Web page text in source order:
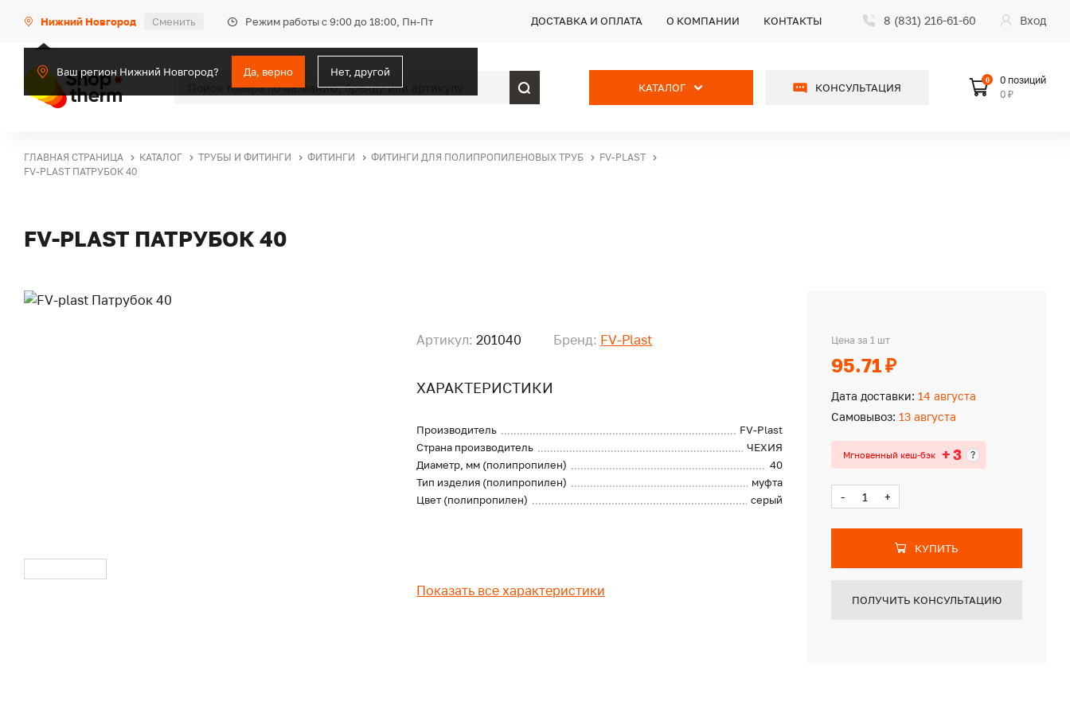
Нижний Новгород Сменить Режим работы с 9:00 до 18:00, Пн-Пт
Ваш регион Нижний Новгород? Да, верно Нет, другой
ДОСТАВКА И ОПЛАТА О КОМПАНИИ КОНТАКТЫ 8 (831) 216-61-60 Вход
КАТАЛОГ КОНСУЛЬТАЦИЯ
0
0 позиций
0 ₽
ГЛАВНАЯ СТРАНИЦА КАТАЛОГ ТРУБЫ И ФИТИНГИ ФИТИНГИ ФИТИНГИ ДЛЯ ПОЛИПРОПИЛЕНОВЫХ ТРУБ
FV-PLAST
FV-PLAST ПАТРУБОК 40
FV-PLAST ПАТРУБОК 40
Артикул: 201040 Бренд: FV-Plast
ХАРАКТЕРИСТИКИ
Производитель
FV-Plast
Страна производитель
ЧЕХИЯ
Диаметр, мм (полипропилен)
40
Тип изделия (полипропилен)
муфта
Цвет (полипропилен)
серый
Показать все характеристики
Цена за 1 шт
95.71 ₽
Дата доставки: 14 августа
Самовывоз: 13 августа
Мгновенный кеш-бэк + 3 ?
- +
КУПИТЬ
ПОЛУЧИТЬ КОНСУЛЬТАЦИЮ